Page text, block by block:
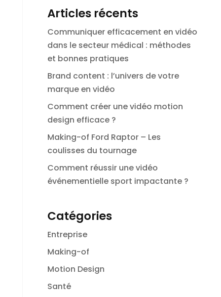
Articles récents
Communiquer efficacement en vidéo
dans le secteur médical : méthodes
et bonnes pratiques
Brand content : l’univers de votre
marque en vidéo
Comment créer une vidéo motion
design efficace ?
Making-of Ford Raptor – Les
coulisses du tournage
Comment réussir une vidéo
événementielle sport impactante ?
Catégories
Entreprise
Making-of
Motion Design
Santé